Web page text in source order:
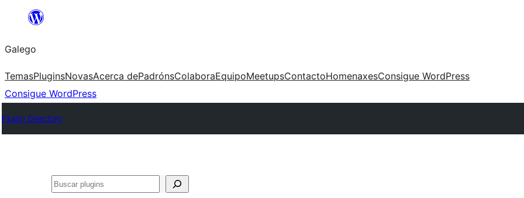
Saltar
contido
Galego
TemasPluginsNovasAcerca dePadrónsColaboraEquipoMeetupsContactoHomenaxesConsigue WordPress
Consigue WordPress
Plugin Directory
Buscar